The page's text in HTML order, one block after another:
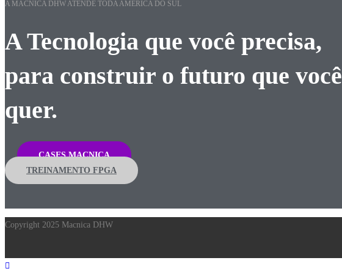
A MACNICA DHW ATENDE TODA AMÉRICA DO SUL
A Tecnologia que você precisa,
para construir o futuro que você
quer.
CASES MACNICA
TREINAMENTO FPGA
Copyright 2025 Macnica DHW